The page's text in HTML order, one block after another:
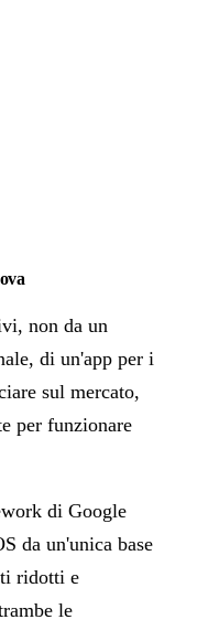
non da un
di un'app per i
sul mercato,
per funzionare
di Google
da un'unica base
ridotti e
le